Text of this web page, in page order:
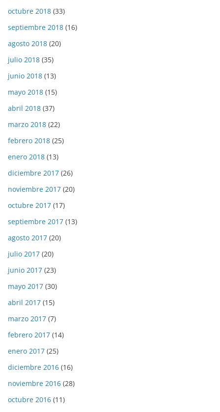
octubre 2018 (33)
septiembre 2018 (16)
agosto 2018 (20)
julio 2018 (35)
junio 2018 (13)
mayo 2018 (15)
abril 2018 (37)
marzo 2018 (22)
febrero 2018 (25)
enero 2018 (13)
diciembre 2017 (26)
noviembre 2017 (20)
octubre 2017 (17)
septiembre 2017 (13)
agosto 2017 (20)
julio 2017 (20)
junio 2017 (23)
mayo 2017 (30)
abril 2017 (15)
marzo 2017 (7)
febrero 2017 (14)
enero 2017 (25)
diciembre 2016 (16)
noviembre 2016 (28)
octubre 2016 (11)